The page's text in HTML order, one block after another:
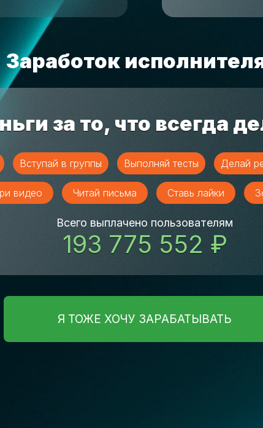
Заработок
за то, что всегда
Вступай в группы Выполняй тесты Делай
видео Читай письма Ставь лайки
Всего выплачено пользователям
193 775 552 ₽
Я ТОЖЕ ХОЧУ ЗАРАБАТЫВАТЬ